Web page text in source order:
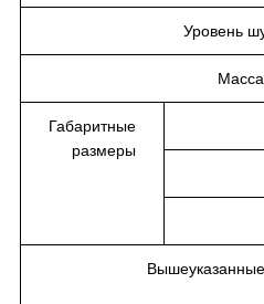
Уровень
Габаритные
размеры